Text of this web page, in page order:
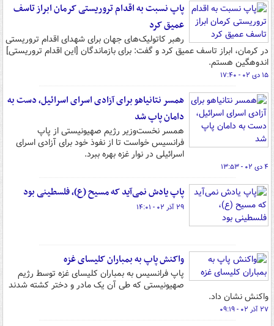
پاپ نسبت به اقدام تروریستی کرمان ابراز تاسف
عمیق کرد
رهبر کاتولیک‌های جهان برای شهدای اقدام تروریستی
در کرمان، ابراز تاسف عمیق کرد و گفت: برای بازماندگان [این اقدام تروریستی]
اندوهگین هستم.
۱۵ دی ۰۲ - ۱۷:۴۰
همسر نتانیاهو برای آزادی اسرای اسرائیل، دست به
دامان پاپ شد
همسر نخست‌وزیر رژیم صهیونیستی از پاپ
فرانسیس خواست تا از نفوذ خود برای آزادی اسرای
اسرائیلی در نوار غزه بهره ببرد.
۴ دی ۰۲ - ۱۳:۵۳
پاپ یادش نمی‌آید که مسیح (ع)، فلسطینی بود
۲۹ آذر ۰۲ - ۱۴:۰۱
واکنش پاپ به بمباران کلیسای غزه
پاپ فرانسیس به بمباران کلیسای غزه توسط رژیم
صهیونیستی که طی آن یک مادر و دختر کشته شدند
واکنش نشان داد.
۲۷ آذر ۰۲ - ۰۹:۱۹